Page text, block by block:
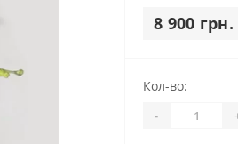
8 900 грн.
Кол-во:
-